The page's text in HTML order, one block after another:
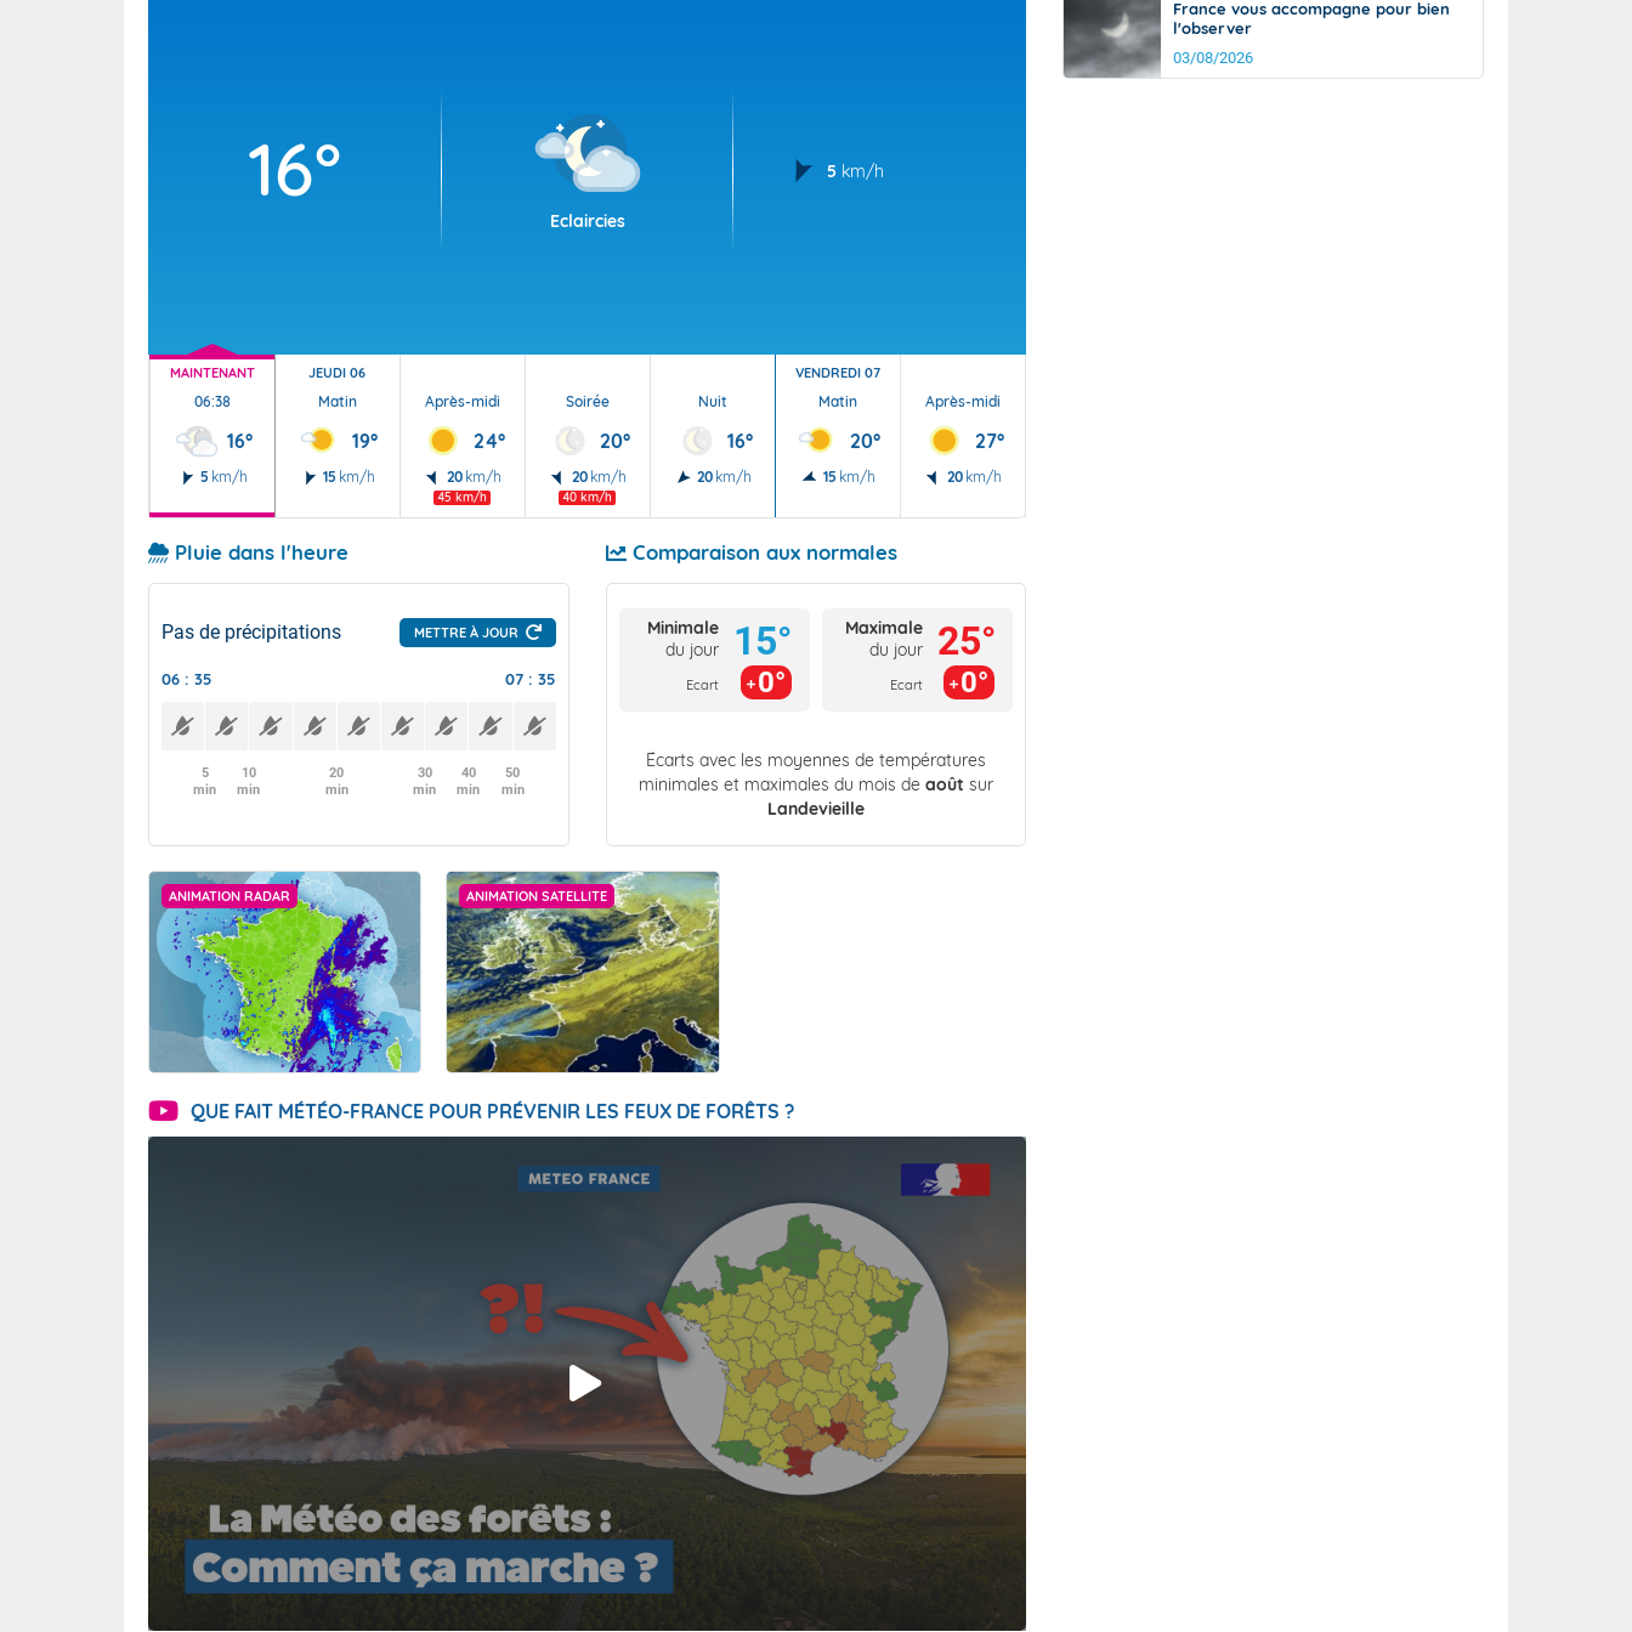
16°
Eclaircies
5 km/h
MAINTENANT
06:38
16°
5 km/h
JEUDI 06
Matin
19°
15 km/h
Après-midi
24°
20 km/h
45 km/h
Soirée
20°
20 km/h
40 km/h
Nuit
16°
20 km/h
VENDREDI 07
Matin
20°
15 km/h
Après-midi
27°
20 km/h
Pluie dans l'heure
Pas de précipitations METTRE À JOUR
06 : 35 07 : 35
5
min
10
min
20
min
30
min
40
min
50
min
Comparaison aux normales
Minimale
du jour
Ecart
15°
0°
Maximale
du jour
Ecart
25°
0°
Écarts avec les moyennes de températures
minimales et maximales du mois de août sur
Landevieille
ANIMATION RADAR ANIMATION SATELLITE
QUE FAIT MÉTÉO-FRANCE POUR PRÉVENIR LES FEUX DE FORÊTS ?
France vous accompagne pour bien
l'observer
03/08/2026